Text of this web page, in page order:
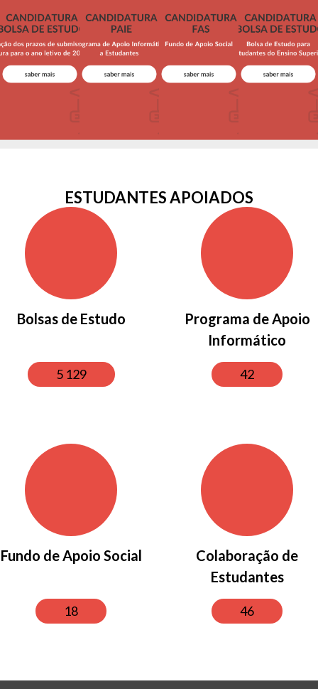
ESTUDANTES APOIADOS
Bolsas de Estudo
5 129
Programa de Apoio
Informático
42
Fundo de Apoio Social
18
Colaboração de
Estudantes
46